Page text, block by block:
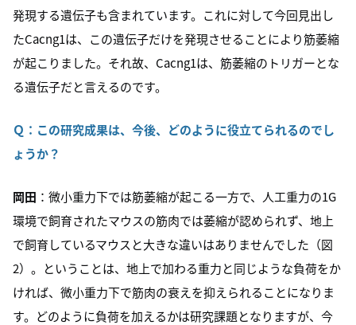
発現する遺伝子も含まれています。これに対して今回見出し
たCacng1は、この遺伝子だけを発現させることにより筋萎縮
が起こりました。それ故、 Cacng1は、筋萎縮のトリガーとな
る遺伝子だと言えるのです。
Ｑ：この研究成果は、今後、どのように役立てられるのでし
ょうか？
岡田 ：微小重力下では筋萎縮が起こる一方で、人工重力の1G
環境で飼育されたマウスの筋肉では萎縮が認められず、地上
で飼育しているマウスと大きな違いはありませんでした（図
2）。ということは、地上で加わる重力と同じような負荷をか
ければ、微小重力下で筋肉の衰えを抑えられることになりま
す。どのように負荷を加えるかは研究課題となりますが、今